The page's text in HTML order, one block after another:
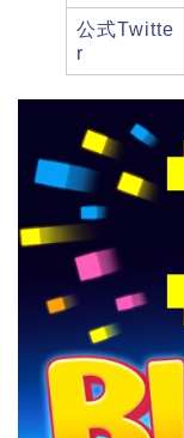
公式Twitte
r